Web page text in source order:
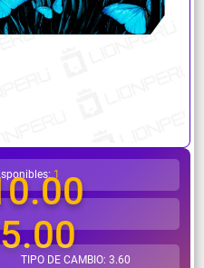
ayuda?
1
TIPO DE CAMBIO: 3.60